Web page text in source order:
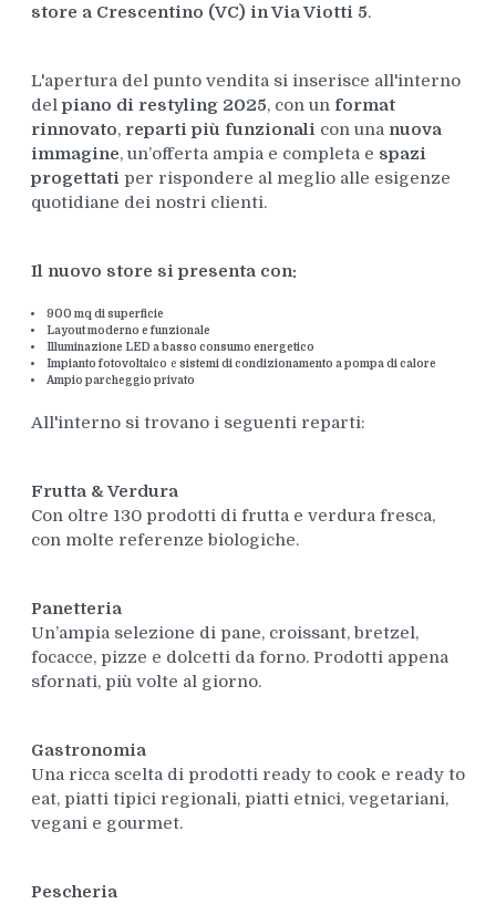
store a Crescentino (VC) in Via Viotti 5.
L'apertura del punto vendita si inserisce all'interno
delpiano di restyling 2025, con un format
rinnovato, reparti più funzionalicon una nuova
immagine, un’offerta ampia e completa e spazi
progettatiper rispondere al meglio alle esigenze
quotidiane dei nostri clienti.
Il nuovo store si presenta con:
900 mq di superficie
Layout moderno e funzionale
Illuminazione LED a basso consumo energetico
Impianto fotovoltaico e sistemi di condizionamento a pompa di calore
Ampio parcheggio privato
All'interno si trovano i seguenti reparti:
Frutta & Verdura
Con oltre 130 prodotti di frutta e verdura fresca,
con molte referenze biologiche.
Panetteria
Un’ampia selezione di pane, croissant, bretzel,
focacce, pizze e dolcetti da forno. Prodotti appena
sfornati, più volte al giorno.
Gastronomia
Una ricca scelta di prodotti ready to cook e ready to
eat, piatti tipici regionali, piatti etnici, vegetariani,
vegani e gourmet.
Pescheria